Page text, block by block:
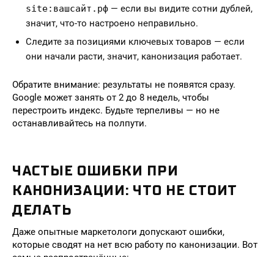
site:вашсайт.рф — если вы видите сотни дублей,
значит, что-то настроено неправильно.
Следите за позициями ключевых товаров — если
они начали расти, значит, канонизация работает.
Обратите внимание: результаты не появятся сразу.
Google может занять от 2 до 8 недель, чтобы
перестроить индекс. Будьте терпеливы — но не
останавливайтесь на полпути.
ЧАСТЫЕ ОШИБКИ ПРИ
КАНОНИЗАЦИИ: ЧТО НЕ СТОИТ
ДЕЛАТЬ
Даже опытные маркетологи допускают ошибки,
которые сводят на нет всю работу по канонизации. Вот